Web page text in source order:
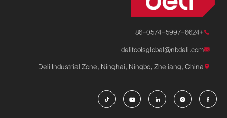

+86-0574-5997-6624

delitoolsglobal@nbdeli.com

Deli Industrial Zone, Ninghai, Ningbo, Zhejiang, China




